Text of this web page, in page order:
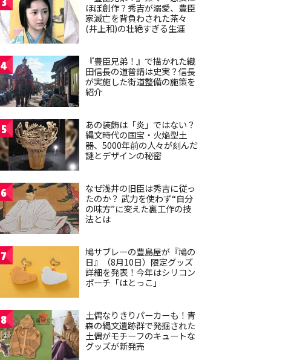
ほぼ創作？秀吉が溺愛、豊臣
家滅亡を背負わされた茶々
(井上和)の壮絶すぎる生涯
4
『豊臣兄弟！』で描かれた織
田信長の道普請は史実？信長
が実施した街道整備の施策を
紹介
5
あの装飾は「炎」ではない？
縄文時代の国宝・火焔型土
器、5000年前の人々が刻んだ
謎とデザインの秘密
6
なぜ浅井の旧臣は秀吉に従っ
たのか？ 武力を使わず“自分
の味方”に変えた裏工作の技
法とは
7
鳩サブレーの豊島屋が『鳩の
日』（8月10日）限定グッズ
詳細を発表！今年はシリコン
ポーチ「はとっこ」
8
土偶なりきりパーカーも！青
森の縄文遺跡群で発掘された
土偶がモチーフのキュートな
グッズが新発売